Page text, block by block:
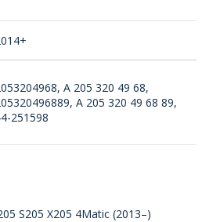
A 205 320 49 68,
A 205 320 49 68 89,
251598
S205 X205 4Matic (2013–)